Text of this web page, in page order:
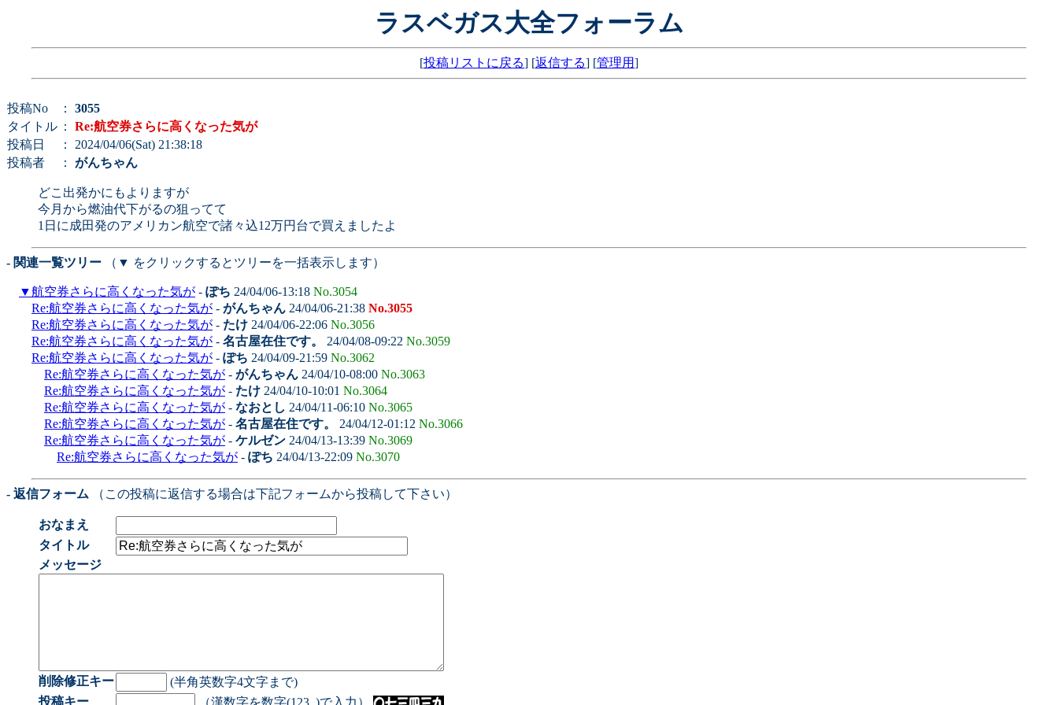
ラスベガス大全フォーラム
[投稿リストに戻る] [返信する] [管理用]
投稿No ： 3055
タイトル ： Re:航空券さらに高くなった気が
投稿日
： 2024/04/06(Sat) 21:38:18
投稿者
： がんちゃん
どこ出発かにもよりますが
今月から燃油代下がるの狙ってて
1日に成田発のアメリカン航空で諸々込12万円台で買えましたよ
- 関連一覧ツリー （▼ をクリックするとツリーを一括表示します）
▼航空券さらに高くなった気が - ぽち 24/04/06-13:18 No.3054
Re:航空券さらに高くなった気が - がんちゃん 24/04/06-21:38 No.3055
Re:航空券さらに高くなった気が - たけ 24/04/06-22:06 No.3056
Re:航空券さらに高くなった気が - 名古屋在住です。 24/04/08-09:22 No.3059
Re:航空券さらに高くなった気が - ぽち 24/04/09-21:59 No.3062
Re:航空券さらに高くなった気が - がんちゃん 24/04/10-08:00 No.3063
Re:航空券さらに高くなった気が - たけ 24/04/10-10:01 No.3064
Re:航空券さらに高くなった気が - なおとし 24/04/11-06:10 No.3065
Re:航空券さらに高くなった気が - 名古屋在住です。 24/04/12-01:12 No.3066
Re:航空券さらに高くなった気が - ケルゼン 24/04/13-13:39 No.3069
Re:航空券さらに高くなった気が - ぽち 24/04/13-22:09 No.3070
- 返信フォーム （この投稿に返信する場合は下記フォームから投稿して下さい）
おなまえ
タイトル
メッセージ
削除修正キー
(半角英数字4文字まで)
投稿キー
（漢数字を数字(123..)で入力）